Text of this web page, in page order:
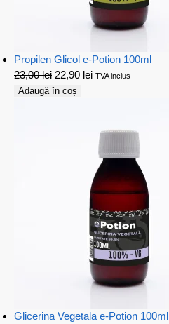
Propilen Glicol e-Potion 100ml
23,00lei 22,90 lei TVA inclus
Adaugă în coș
Glicerina Vegetala e-Potion 100ml